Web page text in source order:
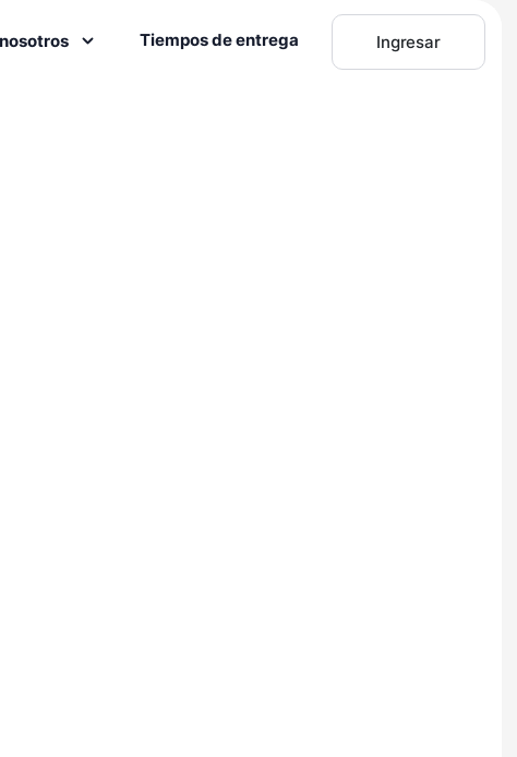
Tiempos de entrega Ingresar